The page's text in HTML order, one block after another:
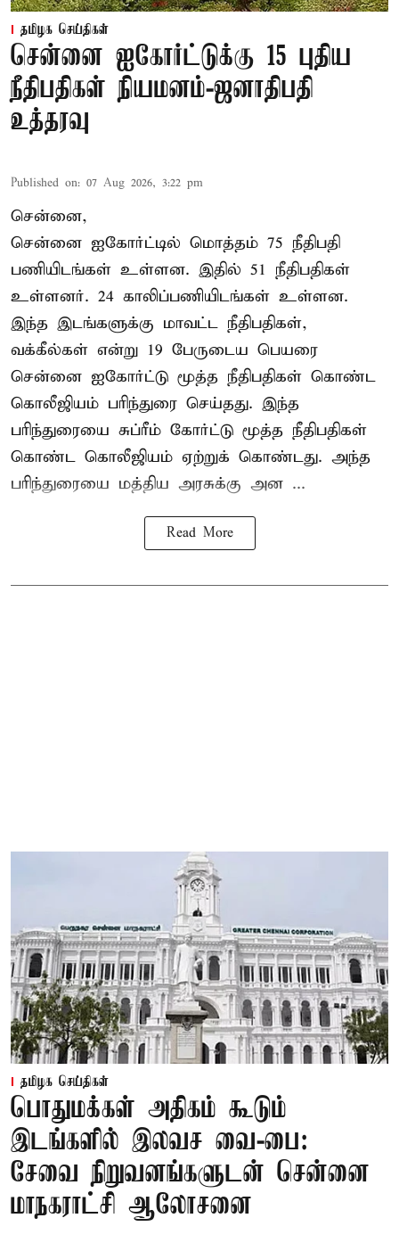
தமிழக செய்திகள்
சென்னை ஐகோர்ட்டுக்கு 15 புதிய
நீதிபதிகள் நியமனம்-ஜனாதிபதி
உத்தரவு
Published on: 07 Aug 2026, 3:22 pm
சென்னை,
சென்னை ஐகோர்ட்டில் மொத்தம் 75 நீதிபதி
பணியிடங்கள் உள்ளன. இதில் 51 நீதிபதிகள்
உள்ளனர். 24 காலிப்பணியிடங்கள் உள்ளன.
இந்த இடங்களுக்கு மாவட்ட நீதிபதிகள்,
வக்கீல்கள் என்று 19 பேருடைய பெயரை
சென்னை ஐகோர்ட்டு மூத்த நீதிபதிகள் கொண்ட
கொலீஜியம் பரிந்துரை செய்தது. இந்த
பரிந்துரையை சுப்ரீம் கோர்ட்டு மூத்த நீதிபதிகள்
கொண்ட கொலீஜியம் ஏற்றுக் கொண்டது. அந்த
பரிந்துரையை மத்திய அரசுக்கு அன ...
Read More
தமிழக செய்திகள்
பொதுமக்கள் அதிகம் கூடும்
இடங்களில் இலவச வை-பை:
சேவை நிறுவனங்களுடன் சென்னை
மாநகராட்சி ஆலோசனை